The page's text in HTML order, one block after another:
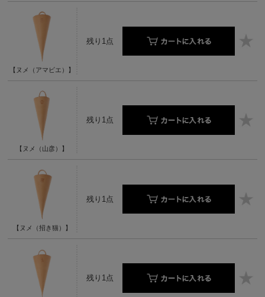
【ヌメ（アマビエ）】
残り1点
【ヌメ（山彦）】
残り1点
【ヌメ（招き猫）】
残り1点
残り1点